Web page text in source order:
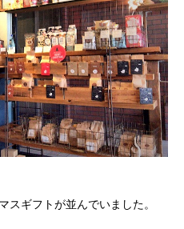
スギフトが並んでいました。